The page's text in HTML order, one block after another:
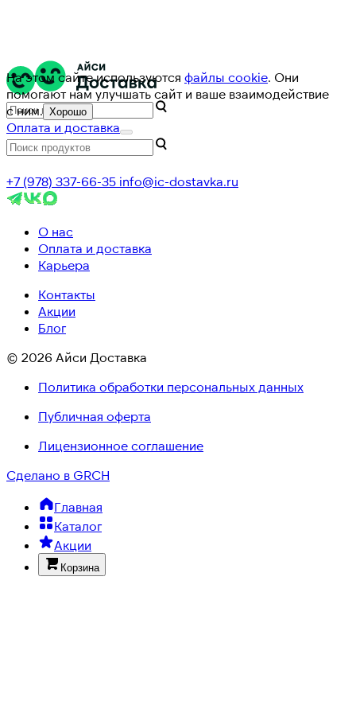
На этом сайте используются файлы cookie. Они
помогают нам улучшать сайт и ваше взаимодействие
с ним. Хорошо
Оплата и доставка
+7 (978) 337-66-35 info@ic-dostavka.ru
О нас
Оплата и доставка
Карьера
Контакты
Акции
Блог
© 2026 Айси Доставка
Политика обработки персональных данных
Публичная оферта
Лицензионное соглашение
Сделано в GRCH
Главная
Каталог
Акции
Корзина